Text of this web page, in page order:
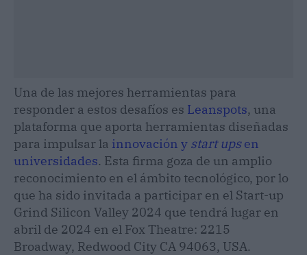
Una de las mejores herramientas para
responder a estos desafíos es Leanspots, una
plataforma que aporta herramientas diseñadas
para impulsar la innovación y start upsen
universidades. Esta firma goza de un amplio
reconocimiento en el ámbito tecnológico, por lo
que ha sido invitada a participar en el Start-up
Grind Silicon Valley 2024 que tendrá lugar en
abril de 2024 en el Fox Theatre: 2215
Broadway, Redwood City CA 94063, USA.